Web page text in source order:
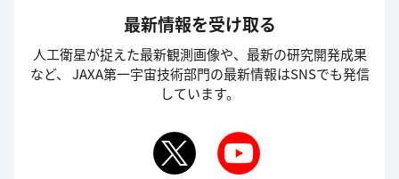
最新情報を受け取る
人工衛星が捉えた最新観測画像や、最新の研究開発成果
など、
JAXA第一宇宙技術部門の最新情報はSNSでも発信
しています。